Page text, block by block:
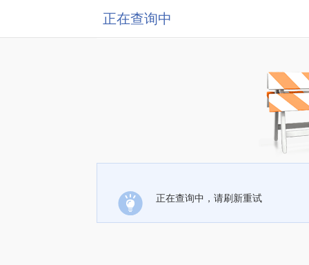
正在查询中
正在查询中，请刷新重试